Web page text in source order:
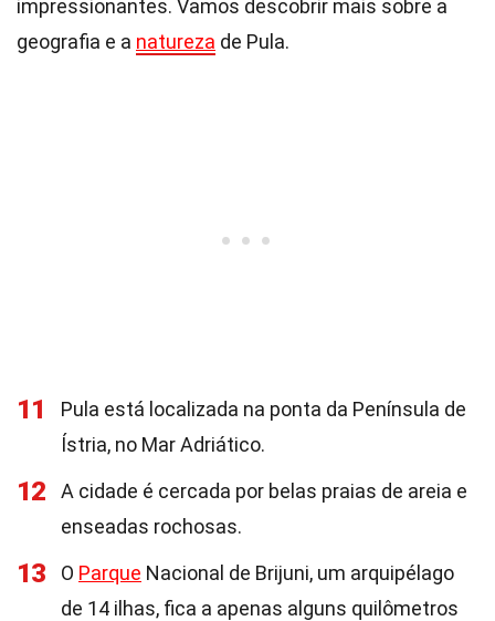
impressionantes. Vamos descobrir mais sobre a
geografia e a natureza de Pula.
11
Pula está localizada na ponta da Península de
Ístria, no Mar Adriático.
12
A cidade é cercada por belas praias de areia e
enseadas rochosas.
13 O Parque Nacional de Brijuni, um arquipélago
de 14 ilhas, fica a apenas alguns quilômetros